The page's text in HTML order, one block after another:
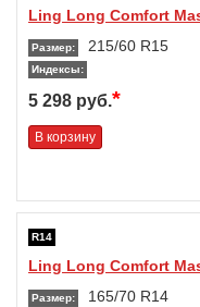
Ling Long Comfort
Размер: 215/60 R15
Индексы:
5 298 руб.*
В корзину
R14
Ling Long Comfort
Размер: 165/70 R14